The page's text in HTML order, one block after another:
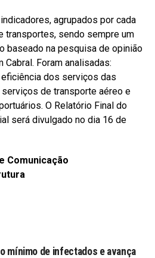
agrupados por cada
transportes, sendo sempre um
baseado na pesquisa de opinião
Foram analisadas:
dos serviços das
de transporte aéreo e
O Relatório Final do
será divulgado no dia 16 de
Comunicação
mínimo de infectados e avança